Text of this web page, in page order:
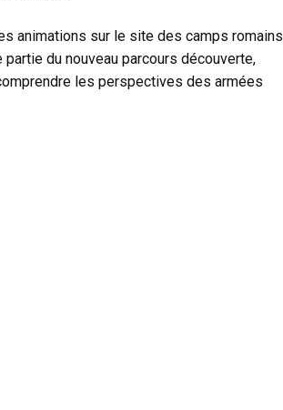
animations sur le site des camps romains
du nouveau parcours découverte,
les perspectives des armées